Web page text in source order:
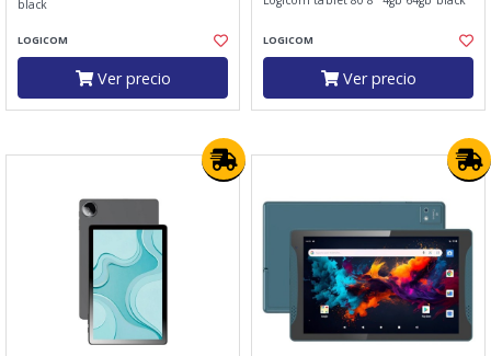
black
LOGICOM
Ver precio
LOGICOM
Ver precio